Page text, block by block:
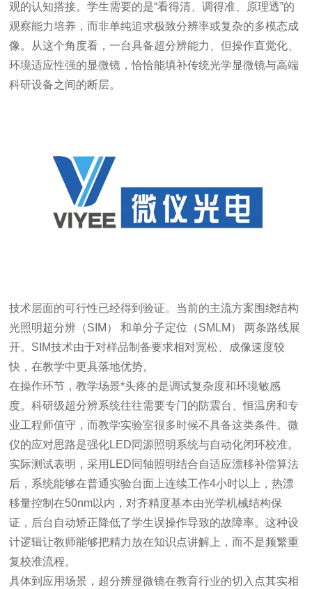
观的认知搭接。学生需要的是“看得清、调得准、原理透”的
观察能力培养，而非单纯追求极致分辨率或复杂的多模态成
像。从这个角度看，一台具备超分辨能力、但操作直觉化、
环境适应性强的显微镜，恰恰能填补传统光学显微镜与高端
科研设备之间的断层。
技术层面的可行性已经得到验证。当前的主流方案围绕结构
光照明超分辨（SIM） 和单分子定位（SMLM） 两条路线展
开。SIM技术由于对样品制备要求相对宽松、成像速度较
快，在教学中更具落地优势。
在操作环节，教学场景*头疼的是调试复杂度和环境敏感
度。科研级超分辨系统往往需要专门的防震台、恒温房和专
业工程师值守，而教学实验室很多时候不具备这类条件。微
仪的应对思路是强化LED同源照明系统与自动化闭环校准。
实际测试表明，采用LED同轴照明结合自适应漂移补偿算法
后，系统能够在普通实验台面上连续工作4小时以上，热漂
移量控制在50nm以内，对齐精度基本由光学机械结构保
证，后台自动矫正降低了学生误操作导致的故障率。这种设
计逻辑让教师能够把精力放在知识点讲解上，而不是频繁重
复校准流程。
具体到应用场景，超分辨显微镜在教育行业的切入点其实相